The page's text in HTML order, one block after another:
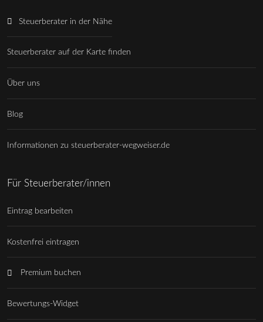
Steuerberater in der Nähe
Steuerberater auf der Karte finden
Über uns
Blog
Informationen zu steuerberater-wegweiser.de
Für Steuerberater/innen
Eintrag bearbeiten
Kostenfrei eintragen
Premium buchen
Bewertungs-Widget